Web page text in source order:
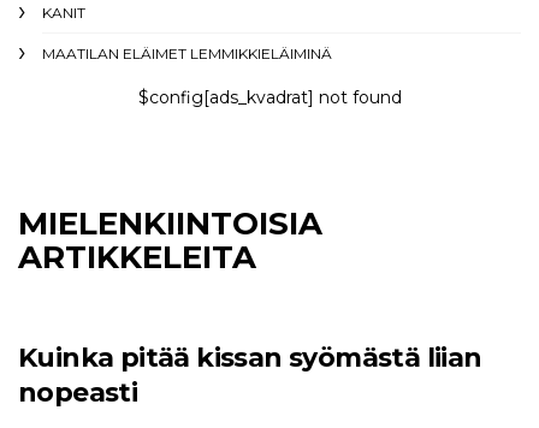
KANIT
MAATILAN ELÄIMET LEMMIKKIELÄIMINÄ
$config[ads_kvadrat] not found
MIELENKIINTOISIA
ARTIKKELEITA
Kuinka pitää kissan syömästä liian
nopeasti